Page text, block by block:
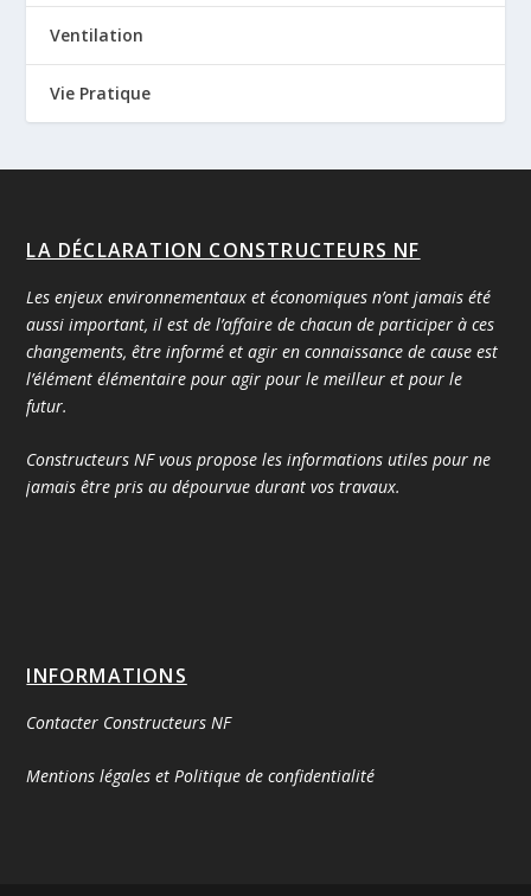
Ventilation
Vie Pratique
LA DÉCLARATION CONSTRUCTEURS NF
Les enjeux environnementaux et économiques n’ont jamais été
aussi important, il est de l’affaire de chacun de participer à ces
changements, être informé et agir en connaissance de cause est
l’élément élémentaire pour agir pour le meilleur et pour le
futur.
Constructeurs NF vous propose les informations utiles pour ne
jamais être pris au dépourvue durant vos travaux.
INFORMATIONS
Contacter Constructeurs NF
Mentions légales et Politique de confidentialité